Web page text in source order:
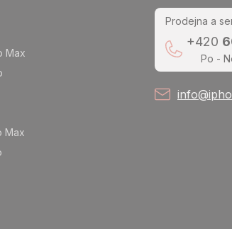
Max
Max
Prodejna a
+420
Po -